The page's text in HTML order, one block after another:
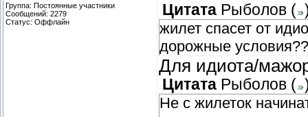
Группа: Постоянные участники
Сообщений: 2279
Статус: Оффлайн
Цитата Рыболов (
жилет спасет от
дорожные
Для идиота/
Цитата Рыболов (
Не с жилеток